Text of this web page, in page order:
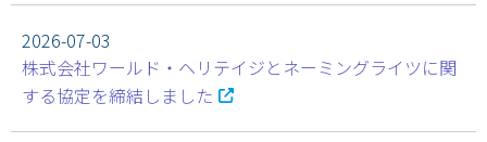
2026-07-03
株式会社ワールド・ヘリテイジとネーミングライツに関
する協定を締結しました